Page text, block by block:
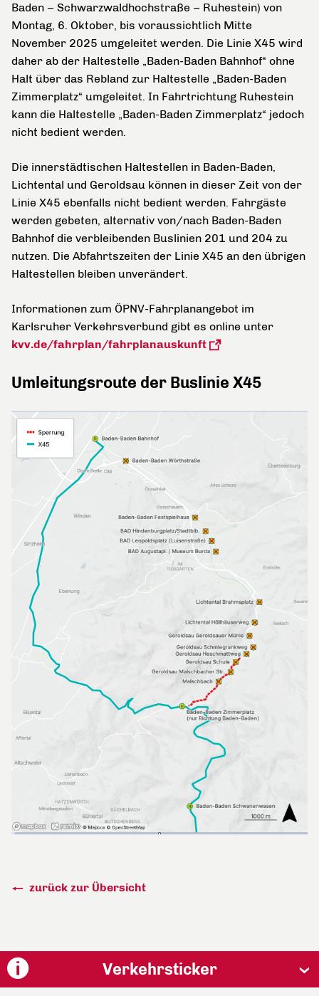
Baden – Schwarzwaldhochstraße – Ruhestein) von
Montag, 6. Oktober, bis voraussichtlich Mitte
November 2025 umgeleitet werden. Die Linie X45 wird
daher ab der Haltestelle „Baden-Baden Bahnhof“ ohne
Halt über das Rebland zur Haltestelle „Baden-Baden
Zimmerplatz“ umgeleitet. In Fahrtrichtung Ruhestein
kann die Haltestelle „Baden-Baden Zimmerplatz“ jedoch
nicht bedient werden.
Die innerstädtischen Haltestellen in Baden-Baden,
Lichtental und Geroldsau können in dieser Zeit von der
Linie X45 ebenfalls nicht bedient werden. Fahrgäste
werden gebeten, alternativ von/nach Baden-Baden
Bahnhof die verbleibenden Buslinien 201 und 204 zu
nutzen. Die Abfahrtszeiten der Linie X45 an den übrigen
Haltestellen bleiben unverändert.
Informationen zum ÖPNV-Fahrplanangebot im
Karlsruher Verkehrsverbund gibt es online unter
kvv.de/fahrplan/fahrplanauskunft
Umleitungsroute der Buslinie X45
zurück zur Übersicht
Verkehrsticker